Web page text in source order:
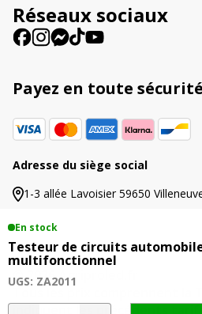
En stock
Testeur de circuits
multifonctionnel
UGS: ZA2011
quantité
:Réseaux sociaux
Payez en toute
Adresse du siège social
1-3 allée Lavoisier 59650
© 2026 Agriproled.fr
Tous les prix comprennent la
indiquent les précédents